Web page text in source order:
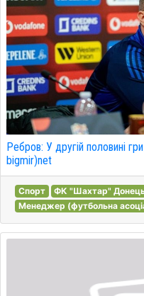
Ребров: У другій половині
bigmir)net
Спорт
ФК "Шахтар"
Менеджер (футбольна